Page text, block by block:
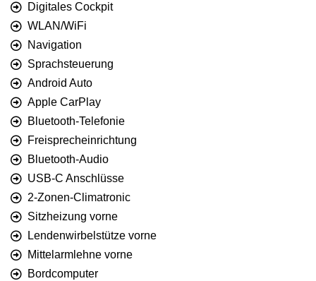
Digitales Cockpit
WLAN/WiFi
Navigation
Sprachsteuerung
Android Auto
Apple CarPlay
Bluetooth-Telefonie
Freisprecheinrichtung
Bluetooth-Audio
USB-C Anschlüsse
2-Zonen-Climatronic
Sitzheizung vorne
Lendenwirbelstütze vorne
Mittelarmlehne vorne
Bordcomputer